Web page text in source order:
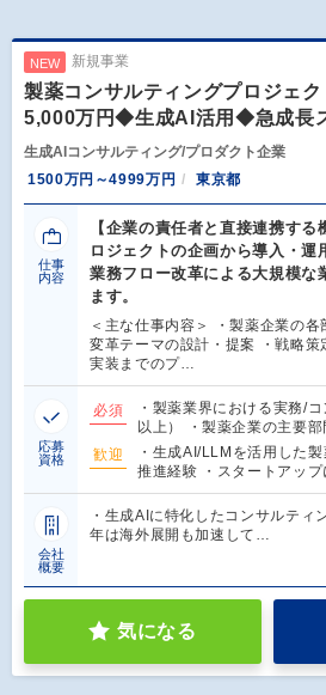
NEW 新規事業
製薬コンサルティングプロジェ
5,000万円◆生成AI活用◆急成長
生成AIコンサルティング/プロダクト企業
1500万円～4999万円
東京都
仕事
内容
【企業の責任者と直接連携す
ロジェクトの企画から導入・運
業務フロー改革による大規模な
ます。
＜主な仕事内容＞ ・製薬企業の
変革テーマの設計・提案 ・戦略策
実装までのプ…
応募
資格
必須
・製薬業界における実務/
以上） ・製薬企業の主要
歓迎
・生成AI/LLMを活用した
推進経験 ・スタートアッ
会社
概要
・生成AIに特化したコンサルティ
年は海外展開も加速して…
気になる